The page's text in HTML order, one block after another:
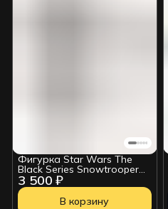
3 500 ₽
Фигурка Star Wars The
Black Series Snowtrooper
214331
В корзину